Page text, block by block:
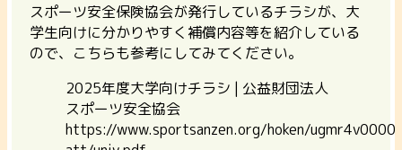
スポーツ安全保険協会が発行しているチラシが、大
学生向けに分かりやすく補償内容等を紹介している
ので、こちらも参考にしてみてください。
2025年度大学向けチラシ | 公益財団法人
スポーツ安全協会
https://www.sportsanzen.org/hoken/